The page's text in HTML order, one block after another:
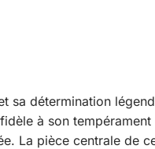
sa détermination
à son
La pièce centrale de